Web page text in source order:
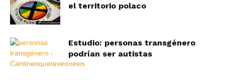
el territorio polaco
Estudio: personas transgénero
podrían ser autistas